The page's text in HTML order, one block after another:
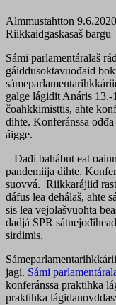
Almmustahtton 9.6.2020
Riikkaidgaskasaš bargu
Sámi parlamentáralaš
gáiddusoktavuođaid
galge lágidit Anáris
čoahkkimisttis, ahte
dihte. Konferánssa
áigge.
– Dađi bahábut eat
pandemiija dihte.
suovvá. Riikkarájiid
dáfus lea dehálaš, ahte
sis lea vejolašvuohta
dadjá SPR
sirdimis.
jagi. Sámi
konferánssa praktihka
praktihka